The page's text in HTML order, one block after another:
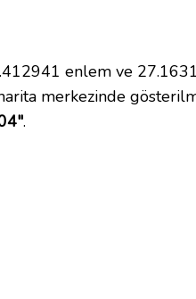
enlem ve
merkezinde
.